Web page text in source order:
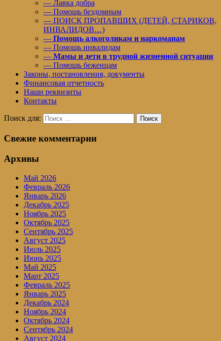
— Лавка добра
— Помощь бездомным
— ПОИСК ПРОПАВШИХ (ДЕТЕЙ, СТАРИКОВ,
ИНВАЛИДОВ…)
— Помощь алкоголикам и наркоманам
— Помощь инвалидам
— Мамы и дети в трудной жизненной ситуации
— Помощь беженцам
Законы, постановления, документы
Финансовая отчетность
Наши реквизиты
Контакты
Поиск для: Поиск
Свежие комментарии
Архивы
Май 2026
Февраль 2026
Январь 2026
Декабрь 2025
Ноябрь 2025
Октябрь 2025
Сентябрь 2025
Август 2025
Июль 2025
Июнь 2025
Май 2025
Март 2025
Февраль 2025
Январь 2025
Декабрь 2024
Ноябрь 2024
Октябрь 2024
Сентябрь 2024
Август 2024